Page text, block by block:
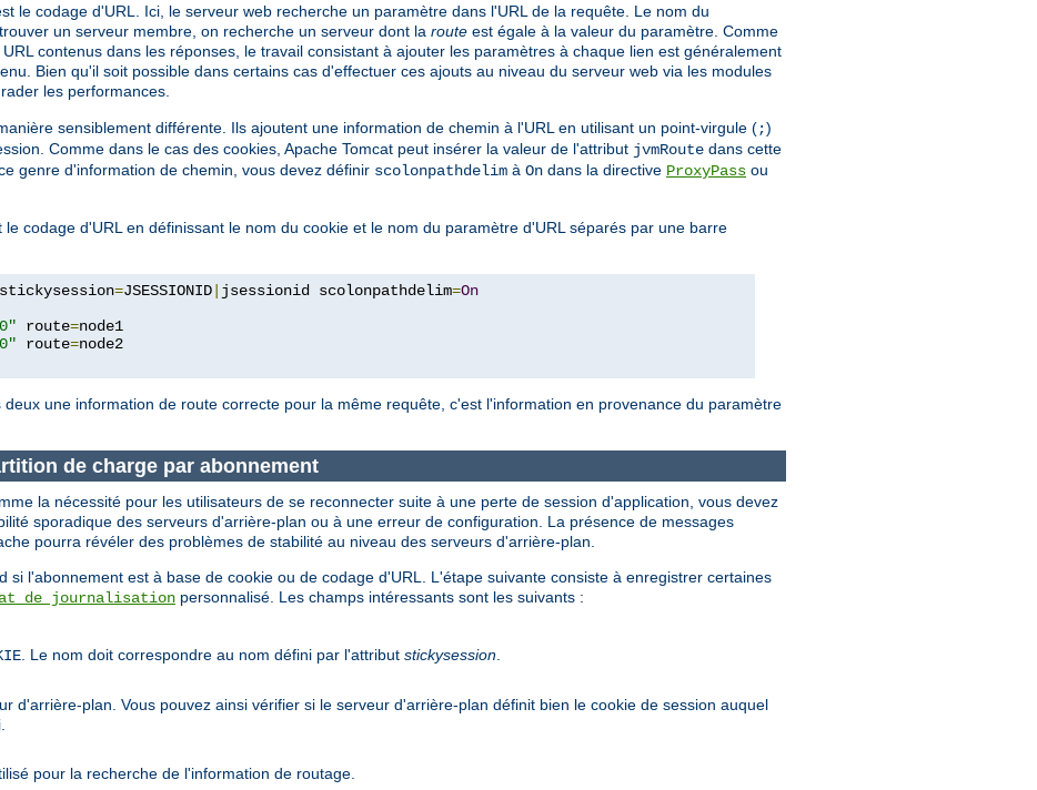
le codage d'URL. Ici, le serveur web recherche un paramètre dans l'URL de la requête. Le nom du
trouver un serveur membre, on recherche un serveur dont la route est égale à la valeur du paramètre. Comme
contenus dans les réponses, le travail consistant à ajouter les paramètres à chaque lien est généralement
Bien qu'il soit possible dans certains cas d'effectuer ces ajouts au niveau du serveur web via les modules
les performances.
sensiblement différente. Ils ajoutent une information de chemin à l'URL en utilisant un point-virgule (;)
Comme dans le cas des cookies, Apache Tomcat peut insérer la valeur de l'attribut jvmRoute dans cette
genre d'information de chemin, vous devez définir scolonpathdelim à On dans la directive ProxyPass ou
codage d'URL en définissant le nom du cookie et le nom du paramètre d'URL séparés par une barre
stickysession=JSESSIONID jsessionid scolonpathdelim=On
route=node1
route=
une information de route correcte pour la même requête, c'est l'information en provenance du paramètre
de charge par abonnement
la nécessité pour les utilisateurs de se reconnecter suite à une perte de session d'application, vous devez
sporadique des serveurs d'arrière-plan ou à une erreur de configuration. La présence de messages
pourra révéler des problèmes de stabilité au niveau des serveurs d'arrière-plan.
l'abonnement est à base de cookie ou de codage d'URL. L'étape suivante consiste à enregistrer certaines
de journalisation personnalisé. Les champs intéressants sont les suivants :
. Le nom doit correspondre au nom défini par l'attribut stickysession
d'arrière-plan. Vous pouvez ainsi vérifier si le serveur d'arrière-plan définit bien le cookie de session auquel
pour la recherche de l'information de routage.